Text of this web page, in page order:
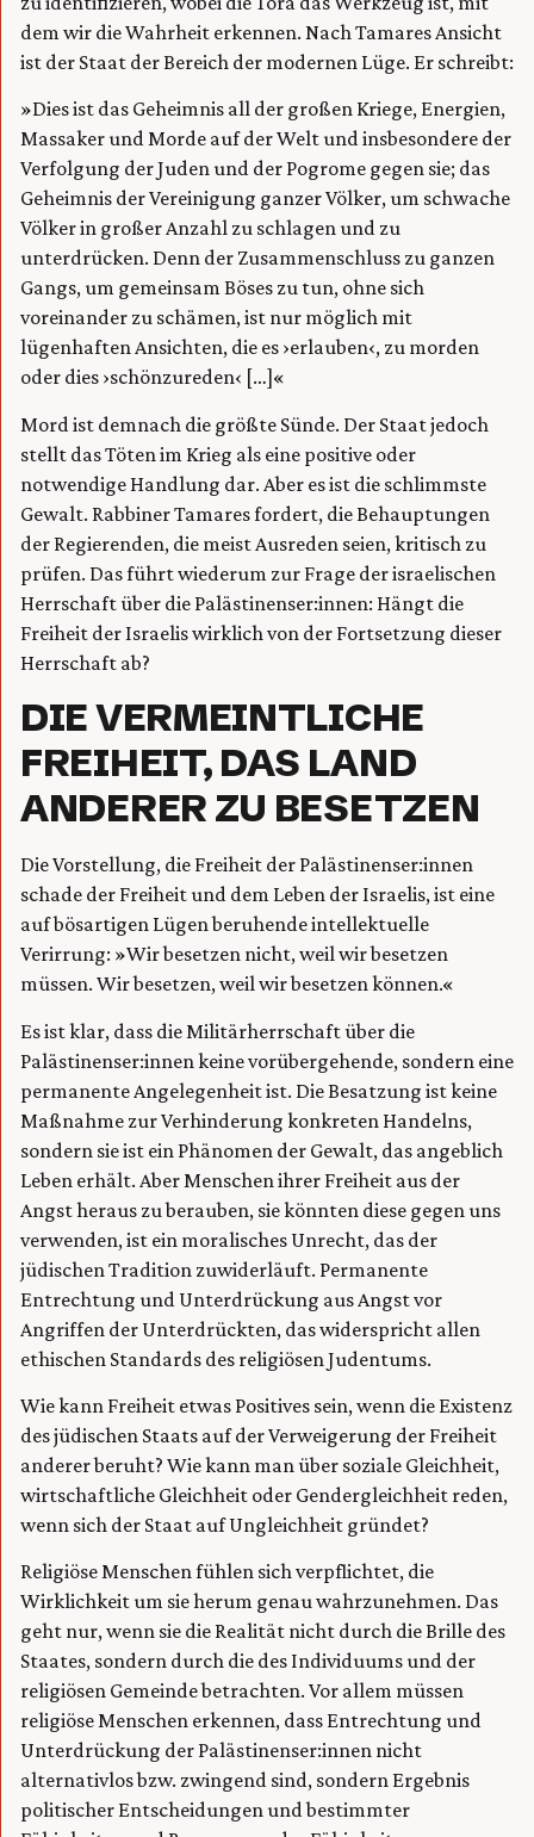
dem wir die Wahrheit erkennen. Nach Tamares Ansicht
ist der Staat der Bereich der modernen Lüge. Er schreibt:
»Dies ist das Geheimnis all der großen Kriege, Energien,
Massaker und Morde auf der Welt und insbesondere der
Verfolgung der Juden und der Pogrome gegen sie; das
Geheimnis der Vereinigung ganzer Völker, um schwache
Völker in großer Anzahl zu schlagen und zu
unterdrücken. Denn der Zusammenschluss zu ganzen
Gangs, um gemeinsam Böses zu tun, ohne sich
voreinander zu schämen, ist nur möglich mit
lügenhaften Ansichten, die es ›erlauben‹, zu morden
oder dies ›schönzureden‹ […]«
Mord ist demnach die größte Sünde. Der Staat jedoch
stellt das Töten im Krieg als eine positive oder
notwendige Handlung dar. Aber es ist die schlimmste
Gewalt. Rabbiner Tamares fordert, die Behauptungen
der Regierenden, die meist Ausreden seien, kritisch zu
prüfen. Das führt wiederum zur Frage der israelischen
Herrschaft über die Palästinenser:innen: Hängt die
Freiheit der Israelis wirklich von der Fortsetzung dieser
Herrschaft ab?
DIE VERMEINTLICHE
FREIHEIT, DAS LAND
ANDERER ZU BESETZEN
Die Vorstellung, die Freiheit der Palästinenser:innen
schade der Freiheit und dem Leben der Israelis, ist eine
auf bösartigen Lügen beruhende intellektuelle
Verirrung: »Wir besetzen nicht, weil wir besetzen
müssen. Wir besetzen, weil wir besetzen können.«
Es ist klar, dass die Militärherrschaft über die
Palästinenser:innen keine vorübergehende, sondern eine
permanente Angelegenheit ist. Die Besatzung ist keine
Maßnahme zur Verhinderung konkreten Handelns,
sondern sie ist ein Phänomen der Gewalt, das angeblich
Leben erhält. Aber Menschen ihrer Freiheit aus der
Angst heraus zu berauben, sie könnten diese gegen uns
verwenden, ist ein moralisches Unrecht, das der
jüdischen Tradition zuwiderläuft. Permanente
Entrechtung und Unterdrückung aus Angst vor
Angriffen der Unterdrückten, das widerspricht allen
ethischen Standards des religiösen Judentums.
Wie kann Freiheit etwas Positives sein, wenn die Existenz
des jüdischen Staats auf der Verweigerung der Freiheit
anderer beruht? Wie kann man über soziale Gleichheit,
wirtschaftliche Gleichheit oder Gendergleichheit reden,
wenn sich der Staat auf Ungleichheit gründet?
Religiöse Menschen fühlen sich verpflichtet, die
Wirklichkeit um sie herum genau wahrzunehmen. Das
geht nur, wenn sie die Realität nicht durch die Brille des
Staates, sondern durch die des Individuums und der
religiösen Gemeinde betrachten. Vor allem müssen
religiöse Menschen erkennen, dass Entrechtung und
Unterdrückung der Palästinenser:innen nicht
alternativlos bzw. zwingend sind, sondern Ergebnis
politischer Entscheidungen und bestimmter